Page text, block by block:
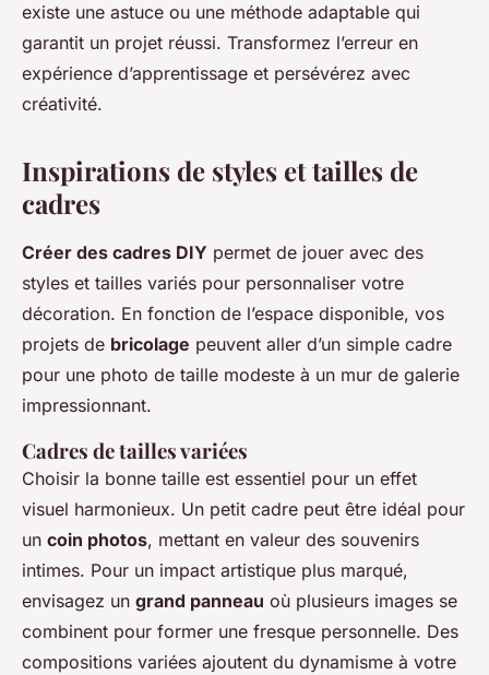
existe une astuce ou une méthode adaptable qui
garantit un projet réussi. Transformez l’erreur en
expérience d’apprentissage et persévérez avec
créativité.
Inspirations de styles et tailles de
cadres
Créer des cadres DIY permet de jouer avec des
styles et tailles variés pour personnaliser votre
décoration. En fonction de l’espace disponible, vos
projets de bricolage peuvent aller d’un simple cadre
pour une photo de taille modeste à un mur de galerie
impressionnant.
Cadres de tailles variées
Choisir la bonne taille est essentiel pour un effet
visuel harmonieux. Un petit cadre peut être idéal pour
un coin photos, mettant en valeur des souvenirs
intimes. Pour un impact artistique plus marqué,
envisagez un grand panneau où plusieurs images se
combinent pour former une fresque personnelle. Des
compositions variées ajoutent du dynamisme à votre